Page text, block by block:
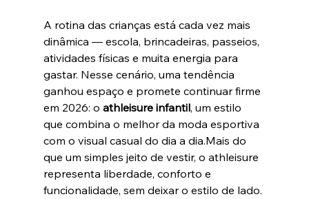
A rotina das crianças está cada vez mais
dinâmica — escola, brincadeiras, passeios,
atividades físicas e muita energia para
gastar. Nesse cenário, uma tendência
ganhou espaço e promete continuar firme
em 2026: o athleisure infantil, um estilo
que combina o melhor da moda esportiva
com o visual casual do dia a dia.Mais do
que um simples jeito de vestir, o athleisure
representa liberdade, conforto e
funcionalidade, sem deixar o estilo de lado.